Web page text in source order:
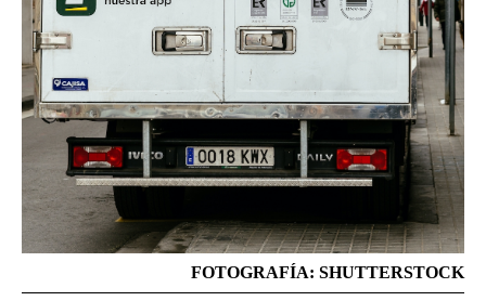
FOTOGRAFÍA: SHUTTERSTOCK